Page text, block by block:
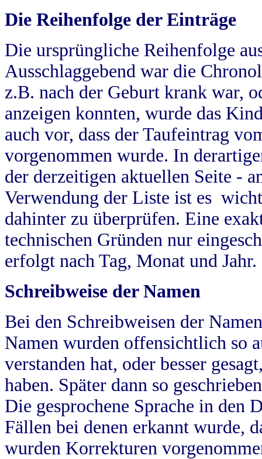
Die Reihenfolge der Einträge
Die ursprüngliche Reihenfolge
Ausschlaggebend war die
z.B. nach der Geburt krank war,
anzeigen konnten, wurde das
auch vor, dass der Taufeintrag
vorgenommen wurde. In
der derzeitigen aktuellen Seite -
Verwendung der Liste ist es
dahinter zu überprüfen. Eine
technischen Gründen nur
erfolgt nach Tag, Monat und Jahr.
Schreibweise der Namen
Bei den Schreibweisen der
Namen wurden offensichtlich so
verstanden hat, oder besser
haben. Später dann so
Die gesprochene Sprache in
Fällen bei denen erkannt wurde,
wurden Korrekturen